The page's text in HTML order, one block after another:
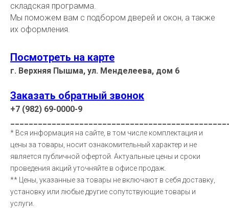
складская программа.
Мы поможем вам с подбором дверей и окон, а также
их оформления.
Посмотреть на карте
г. Верхняя Пышма, ул. Менделеева, дом 6
Заказать обратный звонок
+7 (982) 69-0000-9
* Вся информация на сайте, в том числе комплектация и
цены за товары, носит ознакомительный характер и не
является публичной офертой. Актуальные цены и сроки
проведения акций уточняйте в офисе продаж.
** Цены, указанные за товары не включают в себя доставку,
установку или любые другие сопутствующие товары и
услуги.